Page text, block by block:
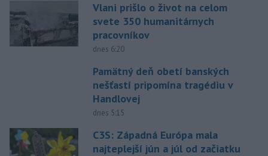
Vlani prišlo o život na celom
svete 350 humanitárnych
pracovníkov
dnes 6:20
Pamätný deň obetí banských
nešťastí pripomína tragédiu v
Handlovej
dnes 5:15
C3S: Západná Európa mala
najteplejší jún a júl od začiatku